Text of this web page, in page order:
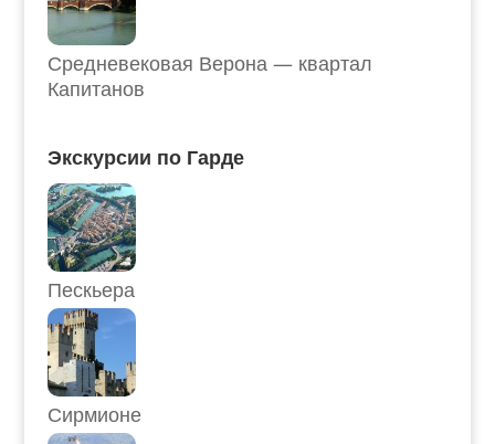
Средневековая Верона — квартал
Капитанов
Экскурсии по Гарде
Пескьера
Сирмионе